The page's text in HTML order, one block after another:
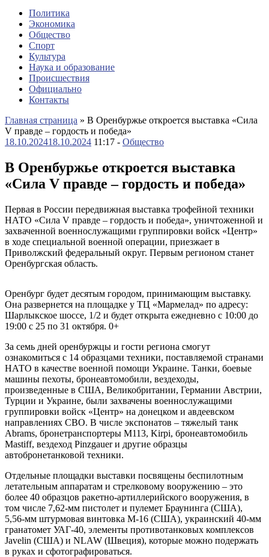
Политика
Экономика
Общество
Спорт
Культура
Наука и образование
Происшествия
Официально
Контакты
Главная страница » В Оренбуржье откроется выставка «Сила
V правде – гордость и победа»
18.10.202418.10.2024 11:17 - Общество
В Оренбуржье откроется выставка
«Сила V правде – гордость и победа»
Первая в России передвижная выставка трофейной техники
НАТО «Сила V правде – гордость и победа», уничтоженной и
захваченной военнослужащими группировки войск «Центр»
в ходе специальной военной операции, приезжает в
Приволжский федеральный округ. Первым регионом станет
Оренбургская область.
Оренбург будет десятым городом, принимающим выставку.
Она развернется на площадке у ТЦ «Мармелад» по адресу:
Шарлыкское шоссе, 1/2 и будет открыта ежедневно с 10:00 до
19:00 с 25 по 31 октября. 0+
За семь дней оренбуржцы и гости региона смогут
ознакомиться с 14 образцами техники, поставляемой странами
НАТО в качестве военной помощи Украине. Танки, боевые
машины пехоты, бронеавтомобили, вездеходы,
произведенные в США, Великобритании, Германии Австрии,
Турции и Украине, были захвачены военнослужащими
группировки войск «Центр» на донецком и авдеевском
направлениях СВО. В числе экспонатов – тяжелый танк
Abrams, бронетранспортеры М113, Kirpi, бронеавтомобиль
Mastiff, вездеход Pinzgauer и другие образцы
автобронетанковой техники.
Отдельные площадки выставки посвящены беспилотным
летательным аппаратам и стрелковому вооружению – это
более 40 образцов ракетно-артиллерийского вооружения, в
том числе 7,62-мм пистолет и пулемет Браунинга (США),
5,56-мм штурмовая винтовка М-16 (США), украинский 40-мм
гранатомет УАГ-40, элементы противотанковых комплексов
Javelin (США) и NLAW (Швеция), которые можно подержать
в руках и сфотографироваться.